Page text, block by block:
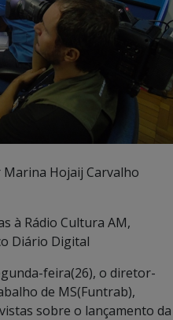
Marina Hojaij Carvalho
à Rádio Cultura AM,
Diário Digital
feira(26), o diretor-
de MS(Funtrab),
sobre o lançamento da